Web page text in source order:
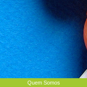
Quem Somos